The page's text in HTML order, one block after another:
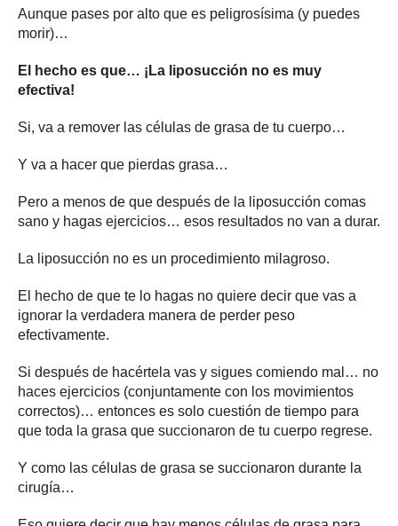
Aunque pases por alto que es peligrosísima (y puedes
morir)…
El hecho es que… ¡La liposucción no es muy
efectiva!
Si, va a remover las células de grasa de tu cuerpo…
Y va a hacer que pierdas grasa…
Pero a menos de que después de la liposucción comas
sano y hagas ejercicios… esos resultados no van a durar.
La liposucción no es un procedimiento milagroso.
El hecho de que te lo hagas no quiere decir que vas a
ignorar la verdadera manera de perder peso
efectivamente.
Si después de hacértela vas y sigues comiendo mal… no
haces ejercicios (conjuntamente con los movimientos
correctos)… entonces es solo cuestión de tiempo para
que toda la grasa que succionaron de tu cuerpo regrese.
Y como las células de grasa se succionaron durante la
cirugía…